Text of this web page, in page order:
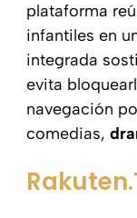
plataforma
infantiles en
integrada
evita
navegación
comedias,